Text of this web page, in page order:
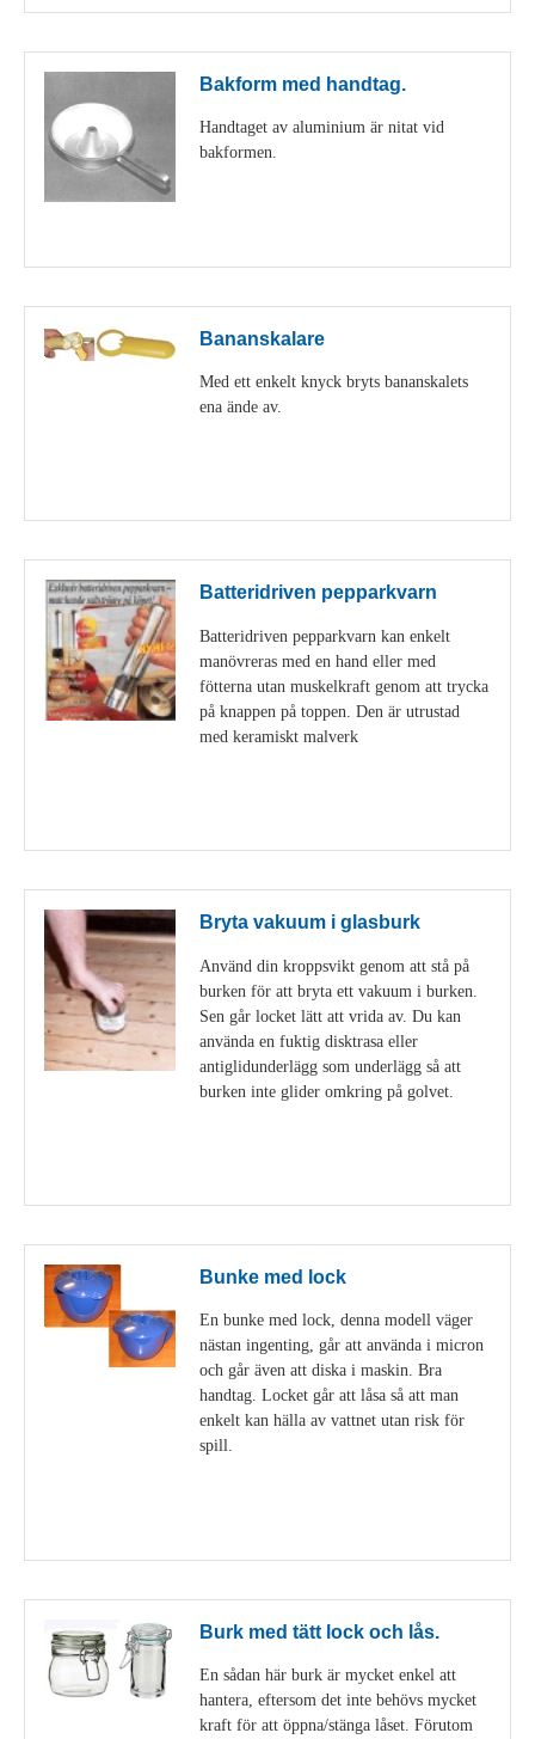
Bakform med handtag.
Handtaget av aluminium är nitat vid
bakformen.
Bananskalare
Med ett enkelt knyck bryts bananskalets
ena ände av.
Batteridriven pepparkvarn
Batteridriven pepparkvarn kan enkelt
manövreras med en hand eller med
fötterna utan muskelkraft genom att trycka
på knappen på toppen. Den är utrustad
med keramiskt malverk
Bryta vakuum i glasburk
Använd din kroppsvikt genom att stå på
burken för att bryta ett vakuum i burken.
Sen går locket lätt att vrida av. Du kan
använda en fuktig disktrasa eller
antiglidunderlägg som underlägg så att
burken inte glider omkring på golvet.
Bunke med lock
En bunke med lock, denna modell väger
nästan ingenting, går att använda i micron
och går även att diska i maskin. Bra
handtag. Locket går att låsa så att man
enkelt kan hälla av vattnet utan risk för
spill.
Burk med tätt lock och lås.
En sådan här burk är mycket enkel att
hantera, eftersom det inte behövs mycket
kraft för att öppna/stänga låset. Förutom